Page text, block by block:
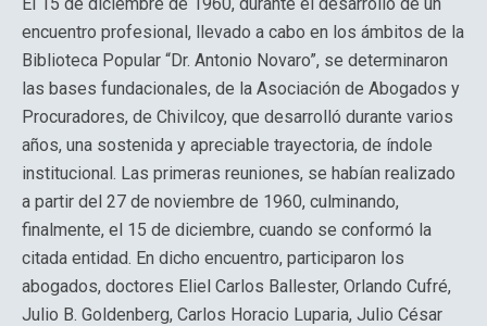
encuentro profesional, llevado a cabo en los ámbitos de la
Biblioteca Popular “Dr. Antonio Novaro”, se determinaron
las bases fundacionales, de la Asociación de Abogados y
Procuradores, de Chivilcoy, que desarrolló durante varios
años, una sostenida y apreciable trayectoria, de índole
institucional. Las primeras reuniones, se habían realizado
a partir del 27 de noviembre de 1960, culminando,
finalmente, el 15 de diciembre, cuando se conformó la
citada entidad. En dicho encuentro, participaron los
abogados, doctores Eliel Carlos Ballester, Orlando Cufré,
Julio B. Goldenberg, Carlos Horacio Luparia, Julio César